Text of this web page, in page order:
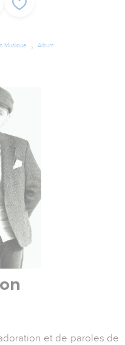
Musique Album
et de paroles de